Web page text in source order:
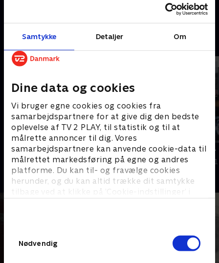
Samtykke Detaljer Om
Dine data og cookies
Vi bruger egne cookies og cookies fra
samarbejdspartnere for at give dig den bedste
oplevelse af TV 2 PLAY, til statistik og til at
målrette annoncer til dig. Vores
samarbejdspartnere kan anvende cookie-data til
målrettet markedsføring på egne og andres
platforme. Du kan til- og fravælge cookies
herunder, og du kan altid trække dit samtykke
tilbage ved at klikke på ’Cookie-indstillinger’ i
Nødvendig
Andre så også
Mor på Onlyfans
Dokumentar
Manden
Dokumentar •